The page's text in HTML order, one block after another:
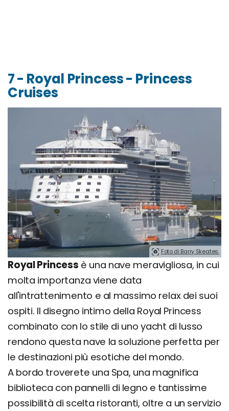
7 - Royal Princess - Princess
Cruises
Foto di Barry Skeates.
Royal Princess è una nave meravigliosa, in cui
molta importanza viene data
all'intrattenimento e al massimo relax dei suoi
ospiti. Il disegno intimo della Royal Princess
combinato con lo stile di uno yacht di lusso
rendono questa nave la soluzione perfetta per
le destinazioni più esotiche del mondo.
A bordo troverete una Spa, una magnifica
biblioteca con pannelli di legno e tantissime
possibilità di scelta ristoranti, oltre a un servizio